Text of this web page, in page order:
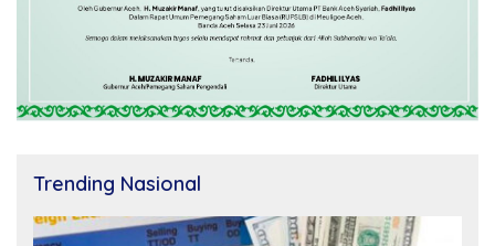
Trending Nasional